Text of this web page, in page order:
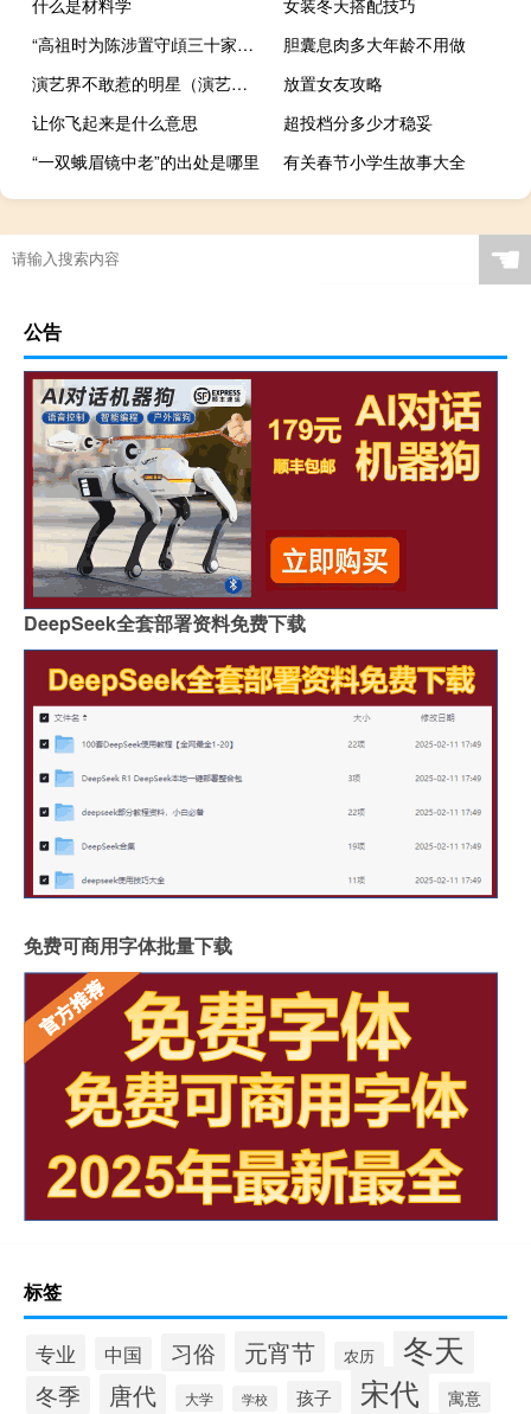
“高祖时为陈涉置守頉三十家砀”的出处是哪里
胆囊息肉多大年龄不用做
演艺界不敢惹的明星（演艺界潜规则）
放置女友攻略
让你飞起来是什么意思
超投档分多少才稳妥
“一双蛾眉镜中老”的出处是哪里
有关春节小学生故事大全
☚
公告
DeepSeek全套部署资料免费下载
免费可商用字体批量下载
标签
专业 中国 习俗 元宵节 农历 冬天
冬季 唐代 大学 学校 孩子 宋代 寓意